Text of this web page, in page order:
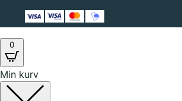
0
Min kurv